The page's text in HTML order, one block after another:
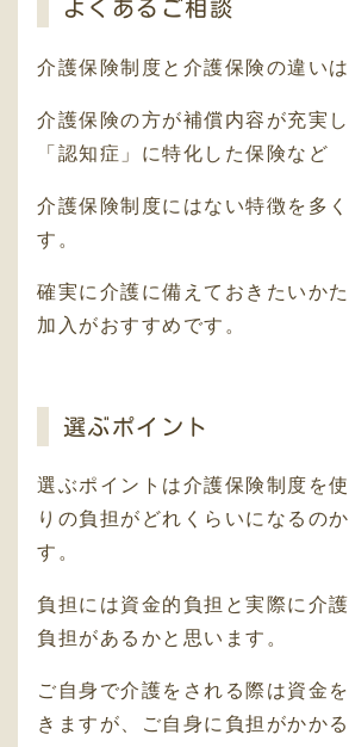
よくあるご相談
介護保険制度と介護保険の違いは
介護保険の方が補償内容が充実
「認知症」に特化した保険など
介護保険制度にはない特徴を多
す。
確実に介護に備えておきたいか
加入がおすすめです。
選ぶポイント
選ぶポイントは介護保険制度を
りの負担がどれくらいになるの
す。
負担には資金的負担と実際に介
負担があるかと思います。
ご自身で介護をされる際は資金
きますが、ご自身に負担がかか